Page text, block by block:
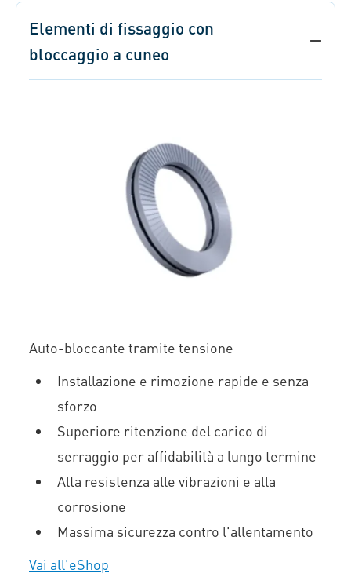
Elementi di fissaggio con
bloccaggio a cuneo
Auto-bloccante tramite tensione
Installazione e rimozione rapide e senza
sforzo
Superiore ritenzione del carico di
serraggio per affidabilità a lungo termine
Alta resistenza alle vibrazioni e alla
corrosione
Massima sicurezza contro l'allentamento
Vai all'eShop